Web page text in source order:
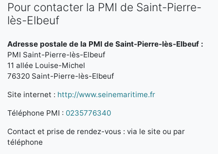
Pour contacter la PMI de Saint-Pierre-
lès-Elbeuf
Adresse postale de la PMI de Saint-Pierre-lès-Elbeuf :
PMI Saint-Pierre-lès-Elbeuf
11 allée Louise-Michel
76320 Saint-Pierre-lès-Elbeuf
Site internet : http://www.seinemaritime.fr
Téléphone PMI : 0235776340
Contact et prise de rendez-vous : via le site ou par
téléphone